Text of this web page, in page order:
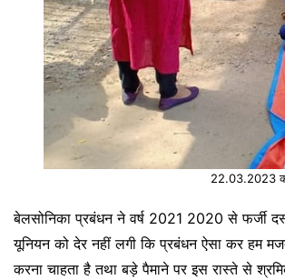
22.03.2023 को
बेलसोनिका प्रबंधन ने वर्ष 2021 2020 से फर्जी
यूनियन को देर नहीं लगी कि प्रबंधन ऐसा कर हम
करना चाहता है तथा बड़े पैमाने पर इस रास्ते से